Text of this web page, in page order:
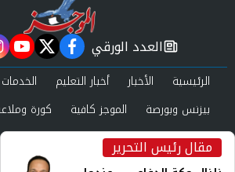
مقال رئيس التحرير
newspaper
العدد الورقي facebook
twitter
الرئيسية الأخبار أخبار التعليم الخدمات
بيزنس وبورصة
الموجز كافية كورة
صحة وجمال
عرب وعالم حوادث ومحاكم
العدد الورقي